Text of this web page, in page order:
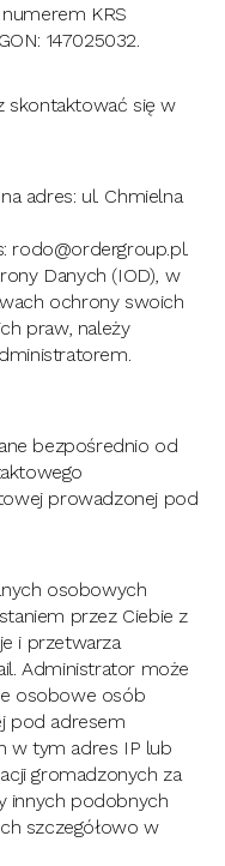
KRS
147025032.
skontaktować się w
adres: ul. Chmielna
rodo@ordergroup.pl.
Danych (IOD), w
ochrony swoich
praw, należy
bezpośrednio od
prowadzonej pod
osobowych
przez Ciebie z
i przetwarza
Administrator może
osobowe osób
pod adresem
w tym adres IP lub
gromadzonych za
innych podobnych
szczegółowo w